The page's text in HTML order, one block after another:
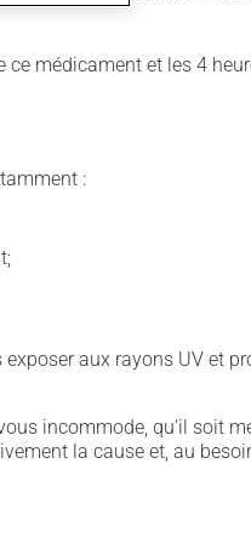
médicament et les 4
:
aux rayons UV et
incommode, qu'il soit
la cause et, au